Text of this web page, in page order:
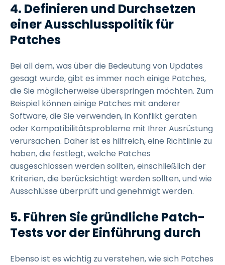
4. Definieren und Durchsetzen
einer Ausschlusspolitik für
Patches
Bei all dem, was über die Bedeutung von Updates
gesagt wurde, gibt es immer noch einige Patches,
die Sie möglicherweise überspringen möchten. Zum
Beispiel können einige Patches mit anderer
Software, die Sie verwenden, in Konflikt geraten
oder Kompatibilitätsprobleme mit Ihrer Ausrüstung
verursachen. Daher ist es hilfreich, eine Richtlinie zu
haben, die festlegt, welche Patches
ausgeschlossen werden sollten, einschließlich der
Kriterien, die berücksichtigt werden sollten, und wie
Ausschlüsse überprüft und genehmigt werden.
5. Führen Sie gründliche Patch-
Tests vor der Einführung durch
Ebenso ist es wichtig zu verstehen, wie sich Patches